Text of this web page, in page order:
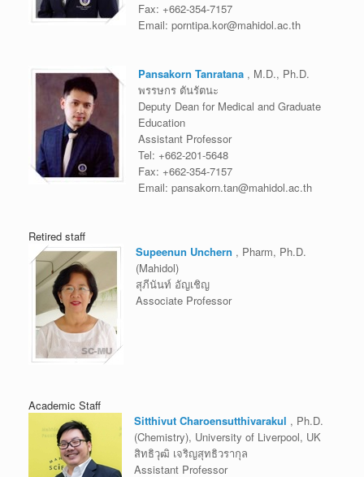
Fax: +662-354-7157
Email: porntipa.kor@mahidol.ac.th
Pansakorn Tanratana , M.D., Ph.D.
พรรษกร ตันรัตนะ
Deputy Dean for Medical and Graduate
Education
Assistant Professor
Tel: +662-201-5648
Fax: +662-354-7157
Email: pansakorn.tan@mahidol.ac.th
Retired staff
Supeenun Unchern , Pharm, Ph.D.
(Mahidol)
สุภีนันท์ อัญเชิญ
Associate Professor
Academic Staff
Sitthivut Charoensutthivarakul , Ph.D.
(Chemistry), University of Liverpool, UK
สิทธิวุฒิ เจริญสุทธิวรากุล
Assistant Professor